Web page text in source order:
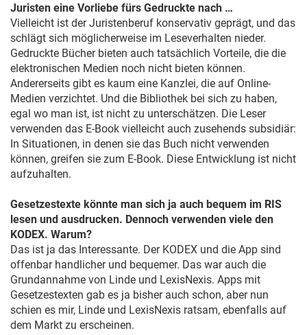
Juristen eine Vorliebe fürs Gedruckte nach …
Vielleicht ist der Juristenberuf konservativ geprägt, und das
schlägt sich möglicherweise im Leseverhalten nieder.
Gedruckte Bücher bieten auch tatsächlich Vorteile, die die
elektronischen Medien noch nicht bieten können.
Andererseits gibt es kaum eine Kanzlei, die auf Online-
Medien verzichtet. Und die Bibliothek bei sich zu haben,
egal wo man ist, ist nicht zu unterschätzen. Die Leser
verwenden das E-Book vielleicht auch zusehends subsidiär:
In Situationen, in denen sie das Buch nicht verwenden
können, greifen sie zum E-Book. Diese Entwicklung ist nicht
aufzuhalten.
Gesetzestexte könnte man sich ja auch bequem im RIS
lesen und ausdrucken. Dennoch verwenden viele den
KODEX. Warum?
Das ist ja das Interessante. Der KODEX und die App sind
offenbar handlicher und bequemer. Das war auch die
Grundannahme von Linde und LexisNexis. Apps mit
Gesetzestexten gab es ja bisher auch schon, aber nun
schien es mir, Linde und LexisNexis ratsam, ebenfalls auf
dem Markt zu erscheinen.